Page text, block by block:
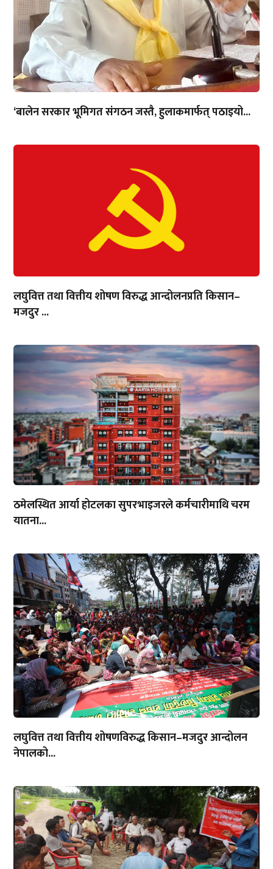
‘बालेन सरकार भूमिगत संगठन जस्तै, हुलाकमार्फत् पठाइयो...
लघुवित्त तथा वित्तीय शोषण विरुद्ध आन्दोलनप्रति किसान–
मजदुर ...
ठमेलस्थित आर्या होटलका सुपरभाइजरले कर्मचारीमाथि चरम
यातना...
लघुवित्त तथा वित्तीय शोषणविरुद्ध किसान–मजदुर आन्दोलन
नेपालको...